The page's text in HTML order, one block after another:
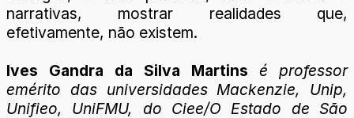
narrativas, mostrar realidades que,
efetivamente, não existem.
Ives Gandra da Silva Martins
é professor
emérito das universidades Mackenzie, Unip,
Unifieo, UniFMU, do Ciee/O Estado de São